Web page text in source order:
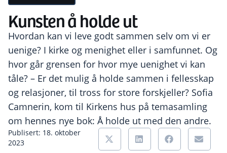
Kunsten å holde ut
Hvordan kan vi leve godt sammen selv om vi er
uenige? I kirke og menighet eller i samfunnet. Og
hvor går grensen for hvor mye uenighet vi kan
tåle? – Er det mulig å holde sammen i fellesskap
og relasjoner, til tross for store forskjeller? Sofia
Camnerin, kom til Kirkens hus på temasamling
om hennes nye bok: Å holde ut med den andre.
Publisert: 18. oktober
2023